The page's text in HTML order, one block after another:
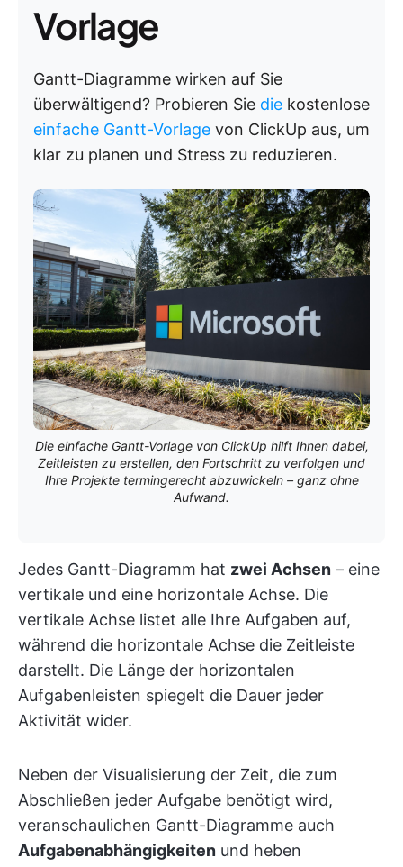
Vorlage
Gantt-Diagramme wirken auf Sie
überwältigend? Probieren Sie die kostenlose
einfache Gantt-Vorlage von ClickUp aus, um
klar zu planen und Stress zu reduzieren.
Die einfache Gantt-Vorlage von ClickUp hilft Ihnen dabei,
Zeitleisten zu erstellen, den Fortschritt zu verfolgen und
Ihre Projekte termingerecht abzuwickeln – ganz ohne
Aufwand.
Jedes Gantt-Diagramm hat zwei Achsen – eine
vertikale und eine horizontale Achse. Die
vertikale Achse listet alle Ihre Aufgaben auf,
während die horizontale Achse die Zeitleiste
darstellt. Die Länge der horizontalen
Aufgabenleisten spiegelt die Dauer jeder
Aktivität wider.
Neben der Visualisierung der Zeit, die zum
Abschließen jeder Aufgabe benötigt wird,
veranschaulichen Gantt-Diagramme auch
Aufgabenabhängigkeiten und heben